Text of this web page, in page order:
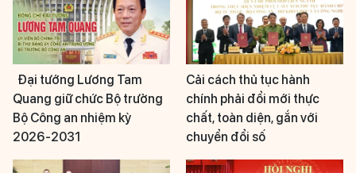
Đại tướng Lương Tam
Quang giữ chức Bộ trưởng
Bộ Công an nhiệm kỳ
2026-2031
Cải cách thủ tục hành
chính phải đổi mới thực
chất, toàn diện, gắn với
chuyển đổi số